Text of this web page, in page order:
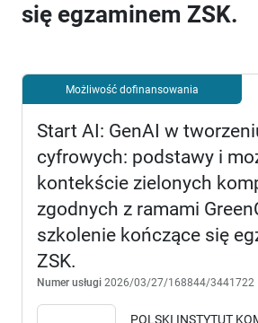
się egzaminem ZSK.
Możliwość dofinansowania
Start AI: GenAI w
cyfrowych: podstawy i
kontekście zielonych
zgodnych z ramami
szkolenie kończące się
ZSK.
Numer usługi 2026/03/27/168844/3441722
POLSKI INSTYTUT